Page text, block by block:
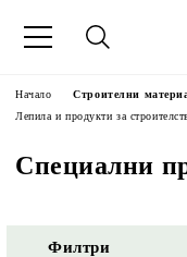
Начало
Строителни
Лепила и продукти за
Специални
Филтри